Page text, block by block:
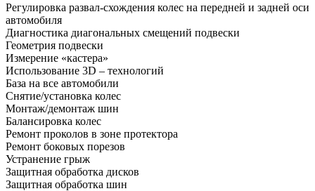
Регулировка развал-схождения колес на передней и задней оси
автомобиля
Диагностика диагональных смещений подвески
Геометрия подвески
Измерение «кастера»
Использование 3D – технологий
База на все автомобили
Снятие/установка колес
Монтаж/демонтаж шин
Балансировка колес
Ремонт проколов в зоне протектора
Ремонт боковых порезов
Устранение грыж
Защитная обработка дисков
Защитная обработка шин